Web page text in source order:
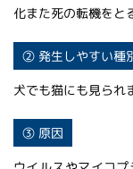
化また死の転機をと
② 発生しやすい種
犬でも猫にも見られ
③ 原因